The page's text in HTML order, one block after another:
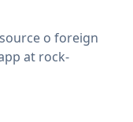
o foreign
at rock-